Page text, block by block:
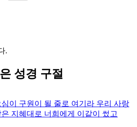
.
성경 구절
이 구원이 될 줄로 여기라 우리 사랑
지혜대로 너희에게 이같이 썼고